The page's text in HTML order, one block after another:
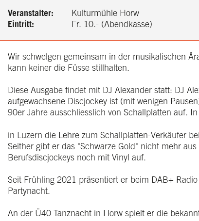
Veranstalter:
Kulturmühle Horw
Eintritt:
Fr. 10.- (Abendkasse)
Wir schwelgen gemeinsam in der musikalischen
kann keiner die Füsse stillhalten.
Diese Ausgabe findet mit DJ Alexander statt: DJ
aufgewachsene Discjockey ist (mit wenigen
90er Jahre ausschliesslich von Schallplatten auf.
in Luzern die Lehre zum Schallplatten-Verkäufer
Seither gibt er das "Schwarze Gold" nicht mehr
Berufsdiscjockeys noch mit Vinyl auf.
Seit Frühling 2021 präsentiert er beim DAB+
Partynacht.
An der Ü40 Tanznacht in Horw spielt er die